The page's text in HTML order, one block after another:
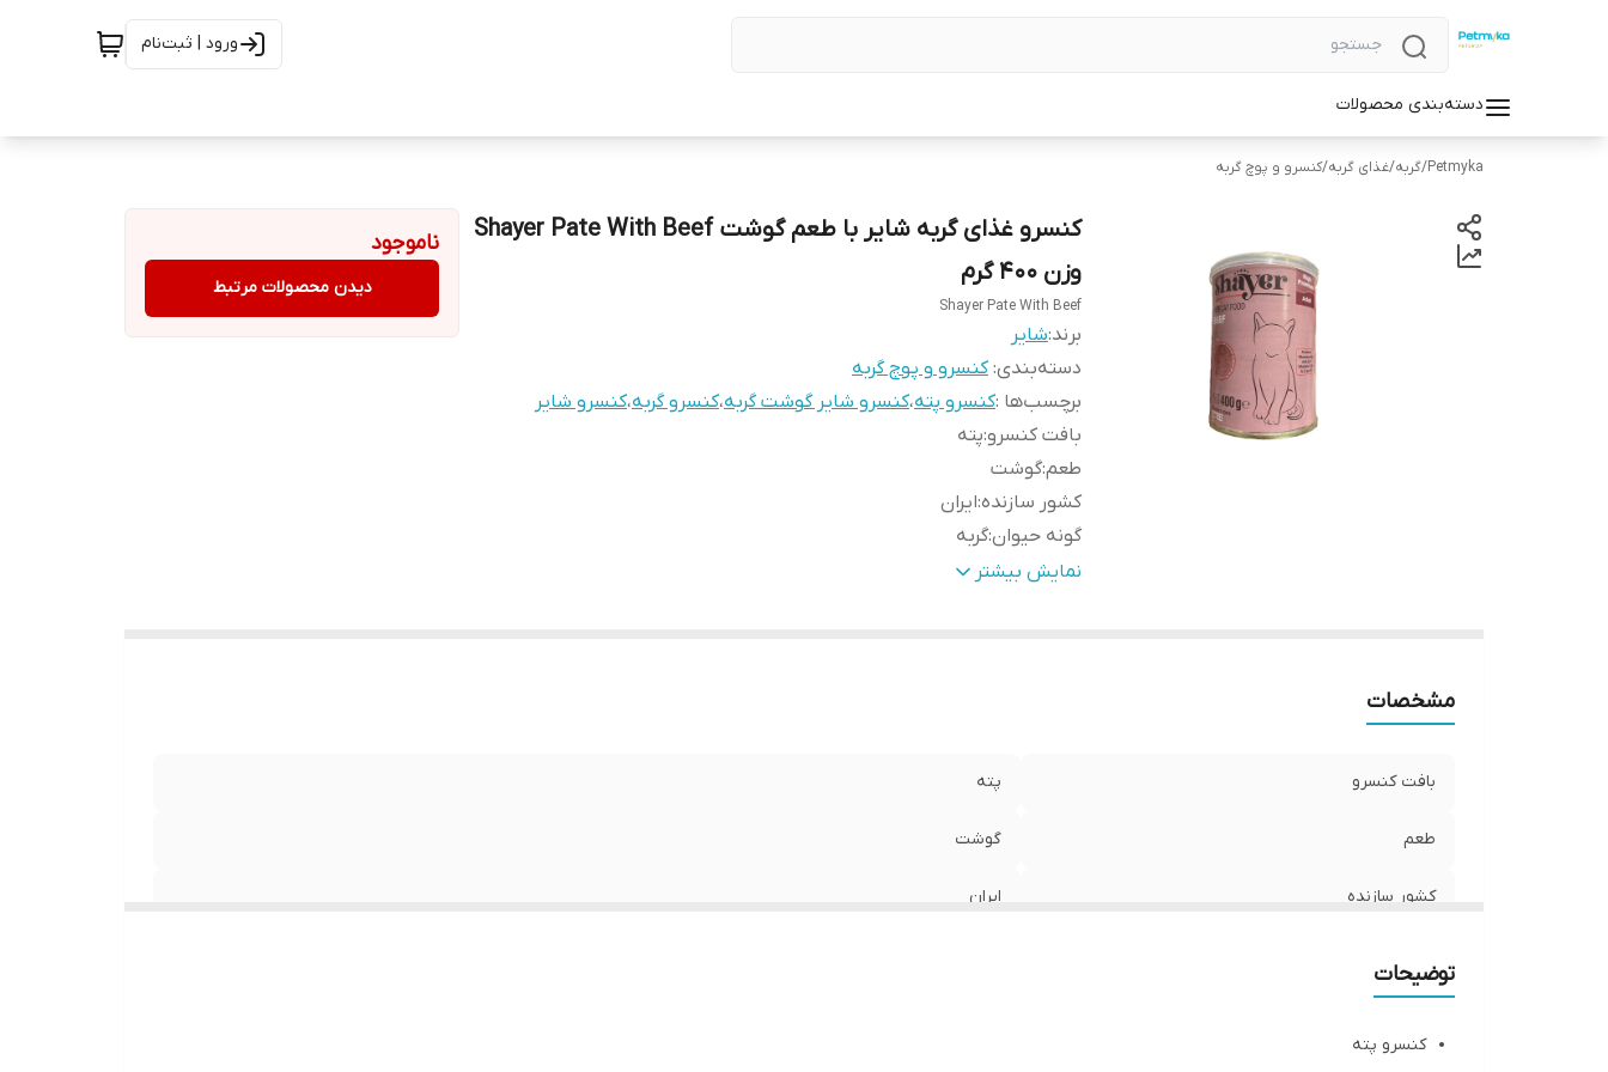
ورود | ثبت‌نام
دسته‌بندی محصولات
Petmyka
/گربه/غذای گربه/کنسرو و پوچ گربه
کنسرو غذای گربه شایر با طعم گوشت Shayer Pate With Beef
وزن 400 گرم
Shayer Pate With Beef
برند:شایر
دسته‌بندی:کنسرو و پوچ گربه
برچسب‌ها :کنسرو پته،کنسرو شایر گوشت گربه،کنسرو گربه،کنسرو شایر
بافت کنسرو:پته
طعم:گوشت
کشور سازنده:ایران
گونه حیوان:گربه
وزن:400 گرم
نمایش بیشتر
ناموجود
دیدن محصولات مرتبط
مشخصات
بافت کنسرو پته
طعم گوشت
کشور سازنده ایران
توضیحات
کنسرو پته‌